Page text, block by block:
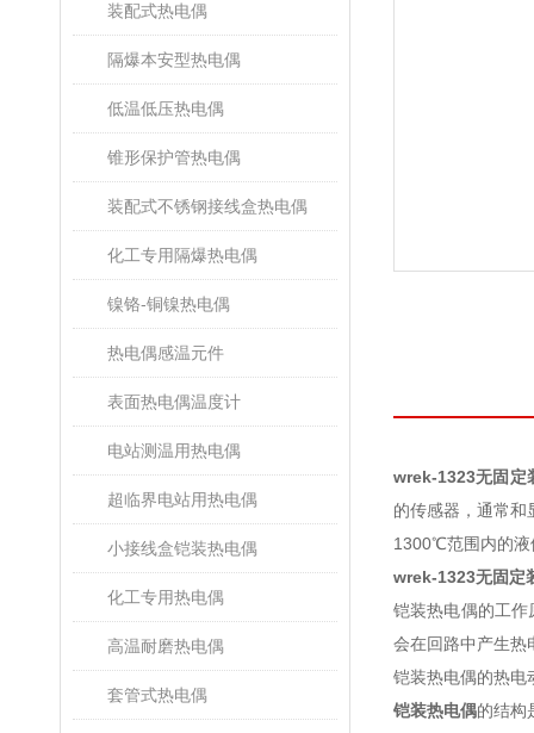
装配式热电偶
隔爆本安型热电偶
低温低压热电偶
锥形保护管热电偶
装配式不锈钢接线盒热电偶
化工专用隔爆热电偶
镍铬-铜镍热电偶
热电偶感温元件
表面热电偶温度计
电站测温用热电偶
超临界电站用热电偶
小接线盒铠装热电偶
化工专用热电偶
高温耐磨热电偶
套管式热电偶
wrek-1323无固定
的传感器，通常
1300℃范围内的液
wrek-1323无固定
铠装热电偶的工
会在回路中产生热
铠装热电偶的热电
铠装热电偶的结构